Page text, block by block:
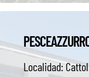
Localidad: